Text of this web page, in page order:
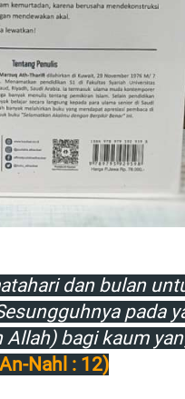
dan bulan
pada
bagi kaum
Nahl : 12)